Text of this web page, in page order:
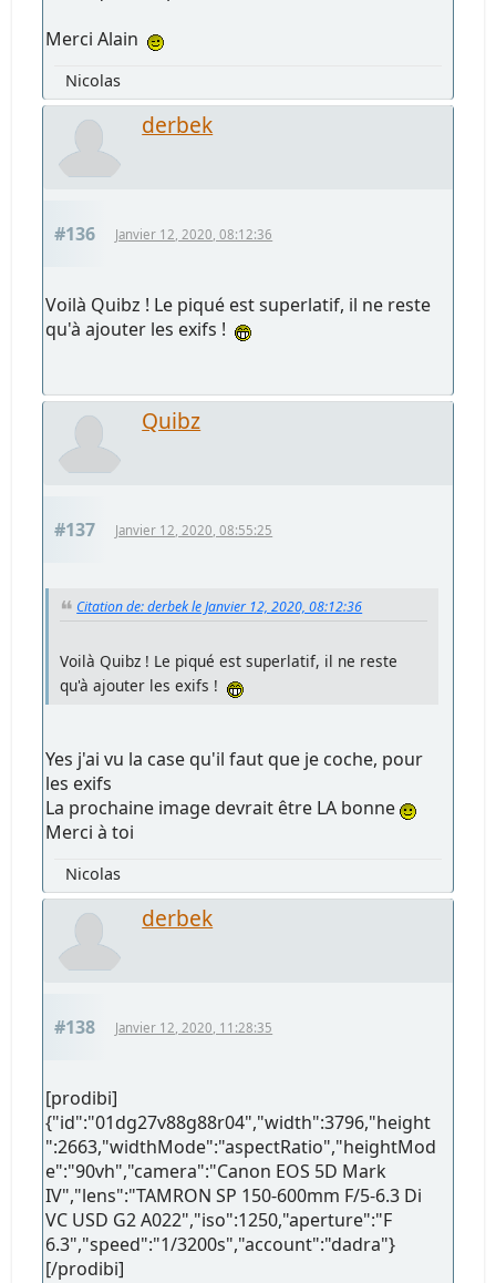
Merci Alain
Nicolas
derbek
#136 Janvier 12, 2020, 08:12:36
Voilà Quibz ! Le piqué est superlatif, il ne reste
qu'à ajouter les exifs !
Quibz
#137 Janvier 12, 2020, 08:55:25
Citation de: derbek le Janvier 12, 2020, 08:12:36
Voilà Quibz ! Le piqué est superlatif, il ne reste
qu'à ajouter les exifs !
Yes j'ai vu la case qu'il faut que je coche, pour
les exifs
La prochaine image devrait être LA bonne
Merci à toi
Nicolas
derbek
#138 Janvier 12, 2020, 11:28:35
[prodibi]
{"id":"01dg27v88g88r04","width":3796,"height
":2663,"widthMode":"aspectRatio","heightMod
e":"90vh","camera":"Canon EOS 5D Mark
IV","lens":"TAMRON SP 150-600mm F/5-6.3 Di
VC USD G2 A022","iso":1250,"aperture":"F
6.3","speed":"1/3200s","account":"dadra"}
[/prodibi]